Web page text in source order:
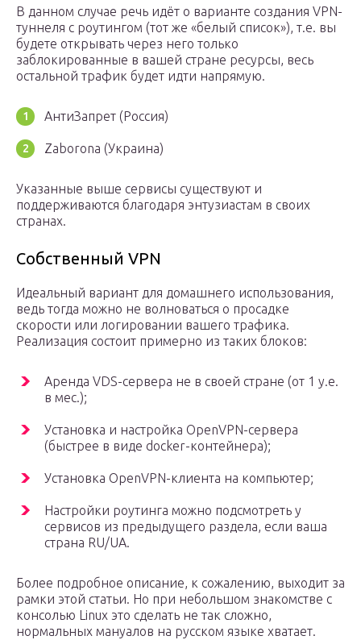
В данном случае речь идёт о варианте создания VPN-
туннеля с роутингом (тот же «белый список»), т.е. вы
будете открывать через него только
заблокированные в вашей стране ресурсы, весь
остальной трафик будет идти напрямую.
АнтиЗапрет (Россия)
Zaborona (Украина)
Указанные выше сервисы существуют и
поддерживаются благодаря энтузиастам в своих
странах.
Собственный VPN
Идеальный вариант для домашнего использования,
ведь тогда можно не волноваться о просадке
скорости или логировании вашего трафика.
Реализация состоит примерно из таких блоков:
Аренда VDS-сервера не в своей стране (от 1 у.е.
в мес.);
Установка и настройка OpenVPN-сервера
(быстрее в виде docker-контейнера);
Установка OpenVPN-клиента на компьютер;
Настройки роутинга можно подсмотреть у
сервисов из предыдущего раздела, если ваша
страна RU/UA.
Более подробное описание, к сожалению, выходит за
рамки этой статьи. Но при небольшом знакомстве с
консолью Linux это сделать не так сложно,
нормальных мануалов на русском языке хватает.